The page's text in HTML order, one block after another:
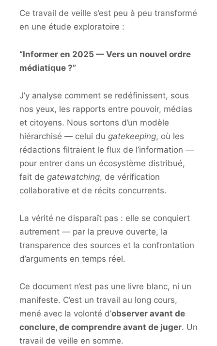
Ce travail de veille s’est peu à peu transformé
en une étude exploratoire :
“Informer en 2025 — Vers un nouvel ordre
médiatique ?”
J’y analyse comment se redéfinissent, sous
nos yeux, les rapports entre pouvoir, médias
et citoyens. Nous sortons d’un modèle
hiérarchisé — celui du gatekeeping, où les
rédactions filtraient le flux de l’information —
pour entrer dans un écosystème distribué,
fait de gatewatching, de vérification
collaborative et de récits concurrents.
La vérité ne disparaît pas : elle se conquiert
autrement — par la preuve ouverte, la
transparence des sources et la confrontation
d’arguments en temps réel.
Ce document n’est pas une livre blanc, ni un
manifeste. C’est un travail au long cours,
mené avec la volonté d’observer avant de
conclure, de comprendre avant de juger. Un
travail de veille en somme.